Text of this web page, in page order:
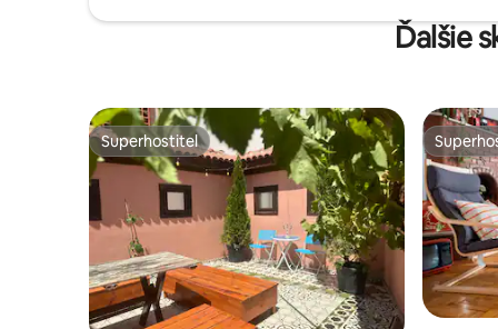
Ďalšie
Superhostiteľ
Superhostiteľ